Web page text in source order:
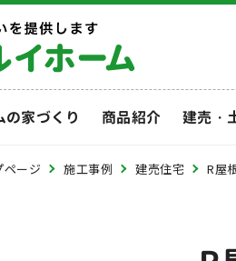
の家づくり 商品紹介 建売・
ページ 施工事例 建売住宅 R屋